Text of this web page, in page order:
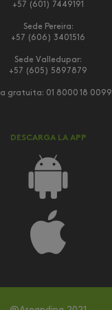
+57 (601) 7449191
Sede Pereira:
+57 (606) 3401516
Sede Valledupar:
+57 (605) 5897879
gratuita: 01 8000 18 0099
DESCARGA LA APP